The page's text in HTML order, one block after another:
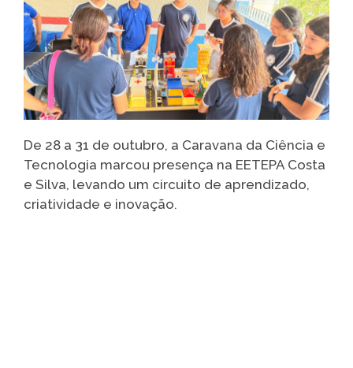
De 28 a 31 de outubro, a Caravana da Ciência e
Tecnologia marcou presença na EETEPA Costa
e Silva, levando um circuito de aprendizado,
criatividade e inovação.